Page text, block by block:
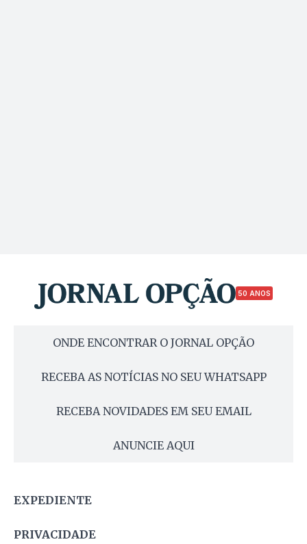
50 ANOS
ONDE ENCONTRAR O JORNAL OPÇÃO
RECEBA AS NOTÍCIAS NO SEU WHATSAPP
RECEBA NOVIDADES EM SEU EMAIL
ANUNCIE AQUI
EXPEDIENTE
PRIVACIDADE